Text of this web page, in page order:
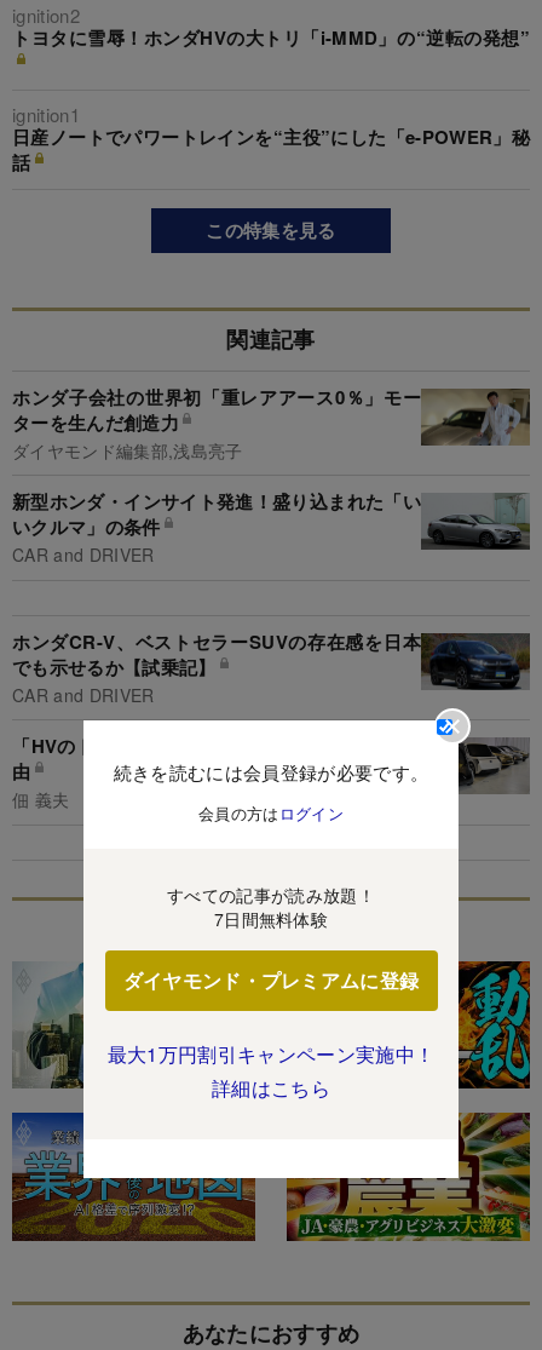
続きを読むには会員登録が必要です。
会員の方は ログイン
すべての記事が読み放題！
7日間無料体験
ダイヤモンド・プレミアムに登録
最大1万円割引キャンペーン実施中！
詳細はこちら
ignition2
トヨタに雪辱！ホンダHVの大トリ「i-MMD」の“逆転の発想”
ignition1
日産ノートでパワートレインを“主役”にした「e-POWER」秘
話
この特集を見る
関連記事
ホンダ子会社の世界初「重レアアース0％」モー
ターを生んだ創造力
ダイヤモンド編集部,浅島亮子
新型ホンダ・インサイト発進！盛り込まれた「い
いクルマ」の条件
CAR and DRIVER
ホンダCR-V、ベストセラーSUVの存在感を日本
でも示せるか【試乗記】
CAR and DRIVER
「HVのトヨタ」が本気でEVに力を入れ始めた理
由
佃 義夫
特集
あなたにおすすめ